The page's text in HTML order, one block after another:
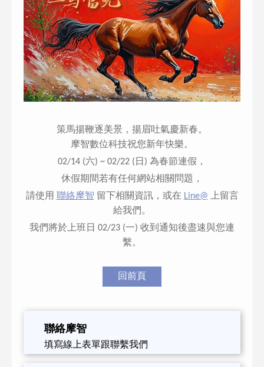
策馬揚鞭逐美景，揚眉吐氣慶新春。
摩智數位科技祝您新年快樂。
02/14 (六) ~ 02/22 (日) 為春節連假，
休假期間若有任何網站相關問題，
請使用 聯絡摩智 留下相關資訊，或在 Line@ 上留言
給我們。
我們將於上班日 02/23 (一) 收到通知後盡速與您連
繫。
回前頁
聯絡摩智
填寫線上表單跟聯繫我們